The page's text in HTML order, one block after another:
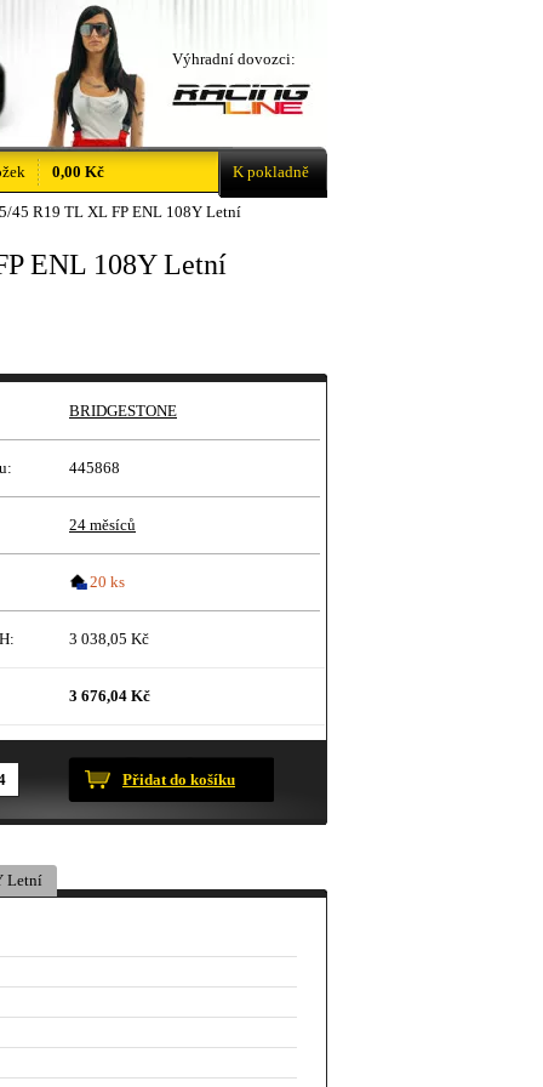
45 R19 TL XL FP ENL 108Y Letní
ENL 108Y Letní
BRIDGESTONE
445868
24 měsíců
20 ks
3 038,05 Kč
3 676,04 Kč
Přidat do košíku
Letní
Výhradní dovozci:
0,00 Kč K pokladně